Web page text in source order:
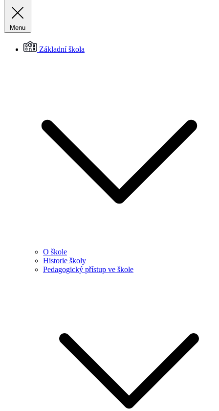
Menu
Základní škola
O škole
Historie školy
Pedagogický přístup ve škole